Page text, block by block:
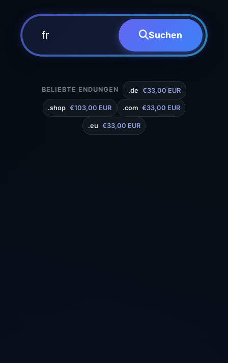
Suchen
BELIEBTE ENDUNGEN .de €33,00 EUR
.shop €103,00 EUR .com €33,00 EUR
.eu €33,00 EUR